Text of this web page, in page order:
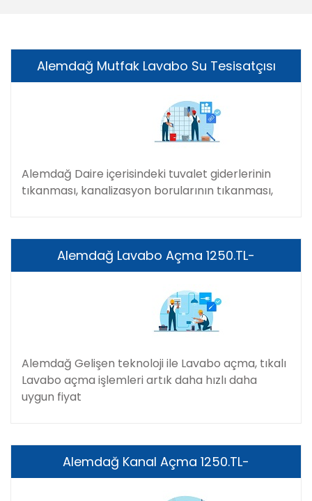
Alemdağ Mutfak Lavabo Su Tesisatçısı
Alemdağ Daire içerisindeki tuvalet giderlerinin
tıkanması, kanalizasyon borularının tıkanması,
Alemdağ Lavabo Açma 1250.TL-
Alemdağ Gelişen teknoloji ile Lavabo açma, tıkalı
Lavabo açma işlemleri artık daha hızlı daha
uygun fiyat
Alemdağ Kanal Açma 1250.TL-